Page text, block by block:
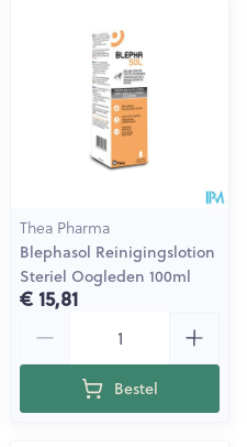
Thea Pharma
Blephasol Reinigingslotion
Steriel Oogleden 100ml
€ 15,81
Bestel